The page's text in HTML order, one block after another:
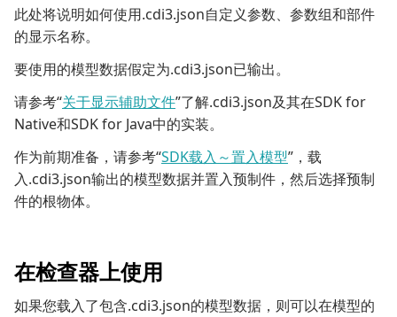
此处将说明如何使用.cdi3.json自定义参数、参数组和部件
的显示名称。
要使用的模型数据假定为.cdi3.json已输出。
请参考“关于显示辅助文件”了解.cdi3.json及其在SDK for
Native和SDK for Java中的实装。
作为前期准备，请参考“SDK载入～置入模型”，载
入.cdi3.json输出的模型数据并置入预制件，然后选择预制
件的根物体。
在检查器上使用
如果您载入了包含.cdi3.json的模型数据，则可以在模型的